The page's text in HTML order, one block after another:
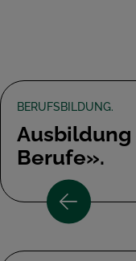
BERUFSBILDUNG.
Ausbildung
Berufe».